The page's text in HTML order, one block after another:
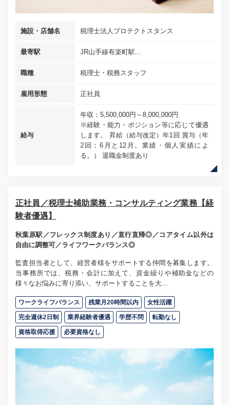
施設・店舗名 税理士法人プロテクトスタンス
最寄駅 JR山手線有楽町駅...
職種 税理士・税務スタッフ
雇用形態 正社員
給与
年収：5,500,000円～8,000,000円
※経験・能力・ポジション等に応じて優遇
します。 昇給（給与改定）年1回 賞与（年
2回：6月と12月。業績・個人実績によ
る。） 退職金制度あり
正社員／税理士補助業務・コンサルティング業務【経
験者優遇】
秋葉原駅／フレックス制度あり／直行直帰◎／コアタイム以外は
自由に調整可／ライフワークバランス◎
監査担当者として、経営者様をサポートする仲間を募集します。
当事務所では、税務・会計に加えて、資金繰りや補助金などの
様々なお悩みに寄り添い、サポートすることを大...
ワークライフバランス 残業月20時間以内 女性活躍
完全週休2日制 業界経験者優遇 学歴不問 転勤なし
資格取得応援 必要資格なし